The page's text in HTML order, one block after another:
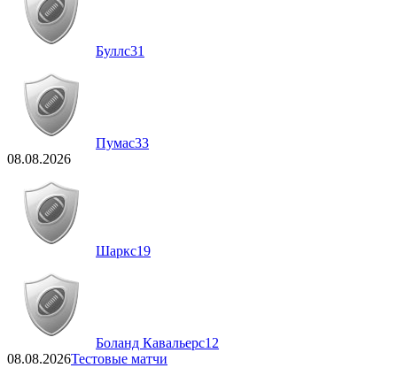
Буллс31
Пумас33
08.08.2026
Шаркс19
Боланд Кавальерс12
08.08.2026Тестовые матчи